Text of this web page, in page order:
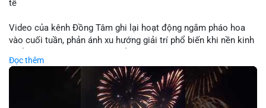
tế
Video của kênh Đồng Tâm ghi lại hoạt động ngắm pháo hoa
vào cuối tuần, phản ánh xu hướng giải trí phổ biến khi nền kinh
trải nghiệm hơn là đầu tư vào tài sản vật chất. Trong bối cảnh
lãi suất ổn định và thị trường crypto ổn định, hoạt động giải trí
như vậy thường tăng trưởng khi người dân có khả năng chi
tiêu. Tuy nhiên, sự ưu tiên giải trí có thể ảnh hưởng đến tỷ lệ
Đọc thêm